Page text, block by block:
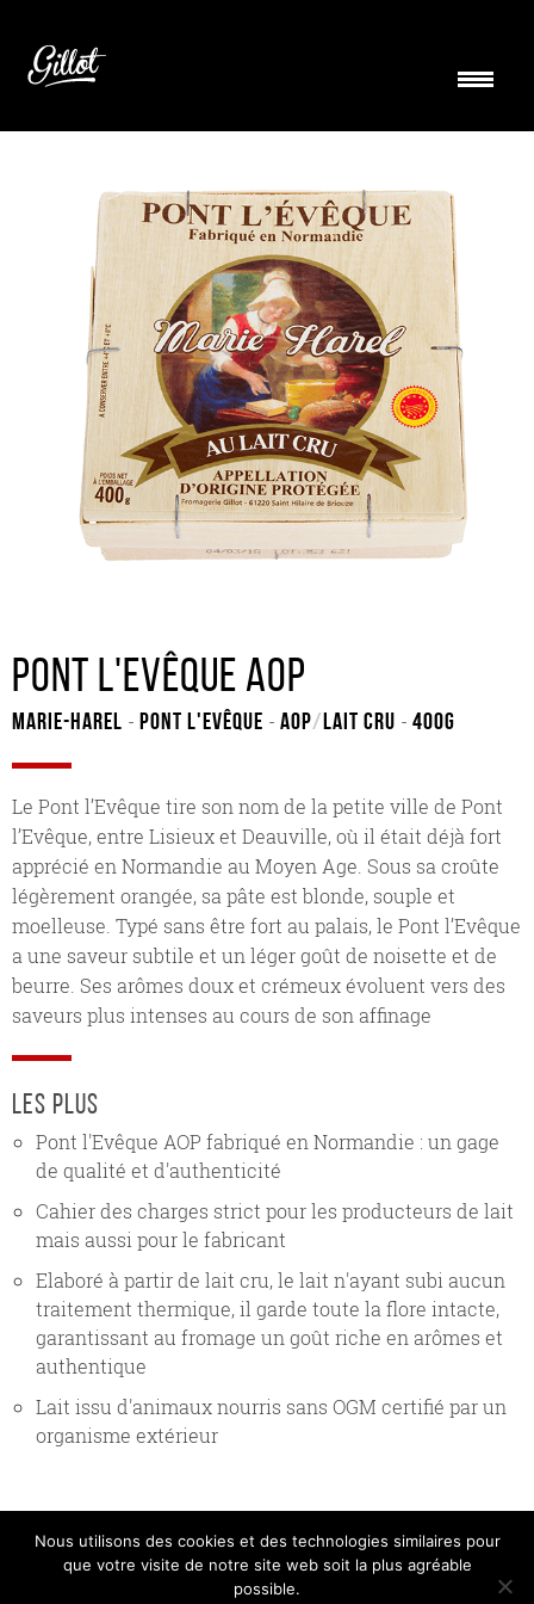
Pont l'Evêque AOP
Marie-Harel - Pont l'Evêque - AOP/Lait cru - 400G
Le Pont l’Evêque tire son nom de la petite ville de Pont
l’Evêque, entre Lisieux et Deauville, où il était déjà fort
apprécié en Normandie au Moyen Age. Sous sa croûte
légèrement orangée, sa pâte est blonde, souple et
moelleuse. Typé sans être fort au palais, le Pont l’Evêque
a une saveur subtile et un léger goût de noisette et de
beurre. Ses arômes doux et crémeux évoluent vers des
saveurs plus intenses au cours de son affinage
les plus
Pont l'Evêque AOP fabriqué en Normandie : un gage
de qualité et d'authenticité
Cahier des charges strict pour les producteurs de lait
mais aussi pour le fabricant
Elaboré à partir de lait cru, le lait n'ayant subi aucun
traitement thermique, il garde toute la flore intacte,
garantissant au fromage un goût riche en arômes et
authentique
Lait issu d'animaux nourris sans OGM certifié par un
organisme extérieur
Copyright Gillot 2017 |Mentions légales|Crédits
Nous utilisons des cookies et des technologies similaires pour
que votre visite de notre site web soit la plus agréable
possible.